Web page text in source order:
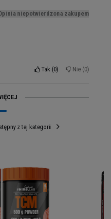
się o swojej
niepotwierdzona zakupem
Tak 0 Nie 0
z tej kategorii